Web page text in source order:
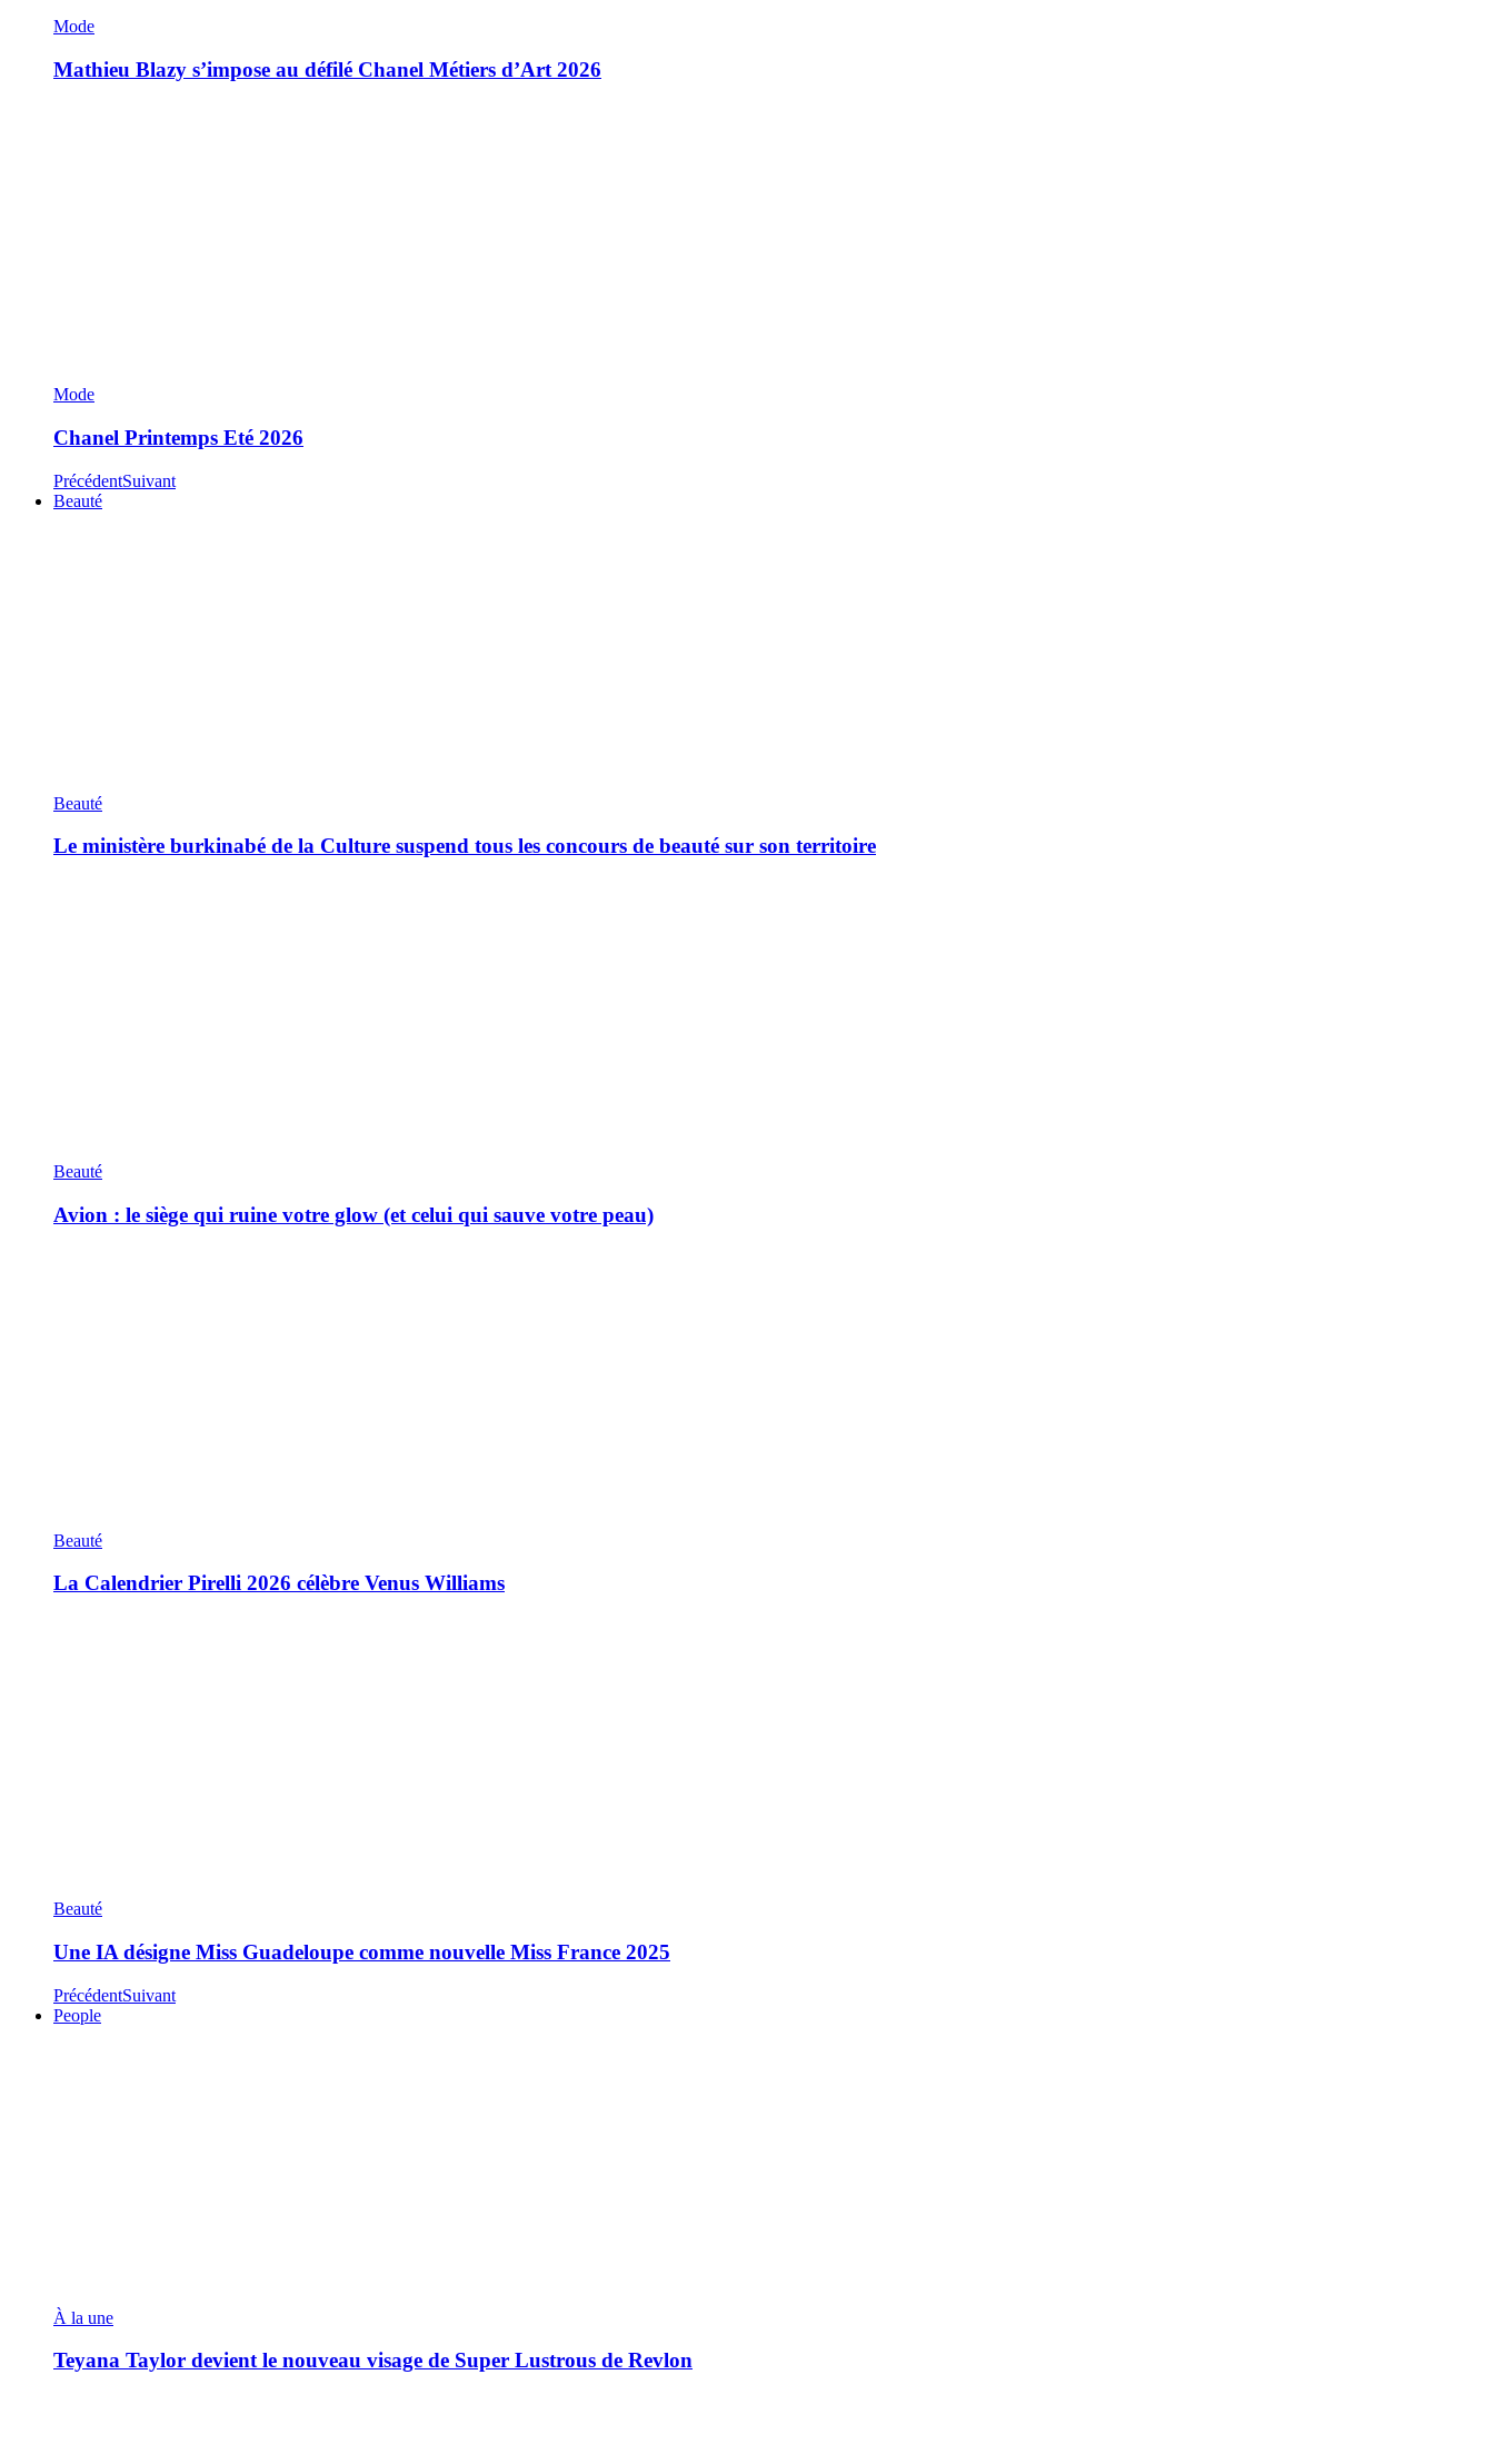
Mode
Mathieu Blazy s’impose au défilé Chanel Métiers d’Art 2026
Mode
Chanel Printemps Eté 2026
PrécédentSuivant
Beauté
Beauté
Le ministère burkinabé de la Culture suspend tous les concours de beauté sur son territoire
Beauté
Avion : le siège qui ruine votre glow (et celui qui sauve votre peau)
Beauté
La Calendrier Pirelli 2026 célèbre Venus Williams
Beauté
Une IA désigne Miss Guadeloupe comme nouvelle Miss France 2025
PrécédentSuivant
People
À la une
Teyana Taylor devient le nouveau visage de Super Lustrous de Revlon